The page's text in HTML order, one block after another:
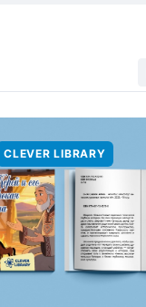
CLEVER LIBRARY